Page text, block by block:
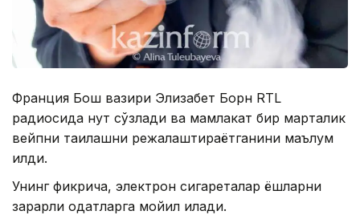
Франция Бош вазири Элизабет Борн RTL
радиосида нутқ сўзлади ва мамлакат бир марталик
вейпни тақиқлашни режалаштираётганини маълум
қилди.
Унинг фикрича, электрон сигареталар ёшларни
зарарли одатларга мойил қилади.